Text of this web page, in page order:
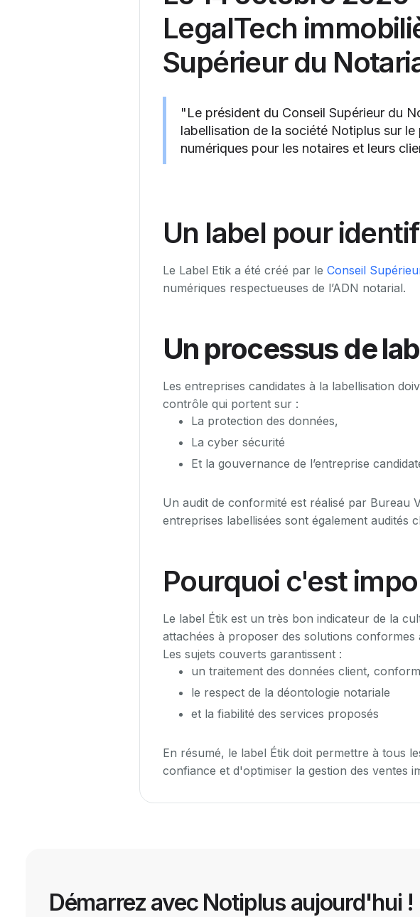
LegalTech
Supérieur du
"Le président du Conseil Supérieur du
labellisation de la société Notiplus sur
numériques pour les notaires et leurs
Un label pour
Le Label Etik a été créé par le Conseil
numériques respectueuses de l’ADN notarial.
Un processus de
Les entreprises candidates à la labellisation
contrôle qui portent sur :
La protection des données,
La cyber sécurité
Et la gouvernance de l’entreprise
Un audit de conformité est réalisé par Bureau
entreprises labellisées sont également
Pourquoi c'est
Le label Étik est un très bon indicateur de la
attachées à proposer des solutions conformes
Les sujets couverts garantissent :
un traitement des données client,
le respect de la déontologie notariale
et la fiabilité des services proposés
En résumé, le label Étik doit permettre à tous
confiance et d'optimiser la gestion des ventes
Démarrez avec Notiplus aujourd'hui !